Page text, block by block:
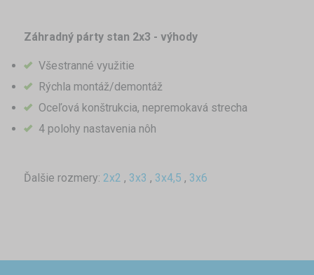
Záhradný párty stan 2x3 - výhody
Všestranné využitie
Rýchla montáž/demontáž
Oceľová konštrukcia, nepremokavá strecha
4 polohy nastavenia nôh
Ďalšie rozmery: 2x2 , 3x3 , 3x4,5 , 3x6